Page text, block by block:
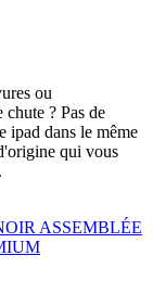
ou
chute ? Pas de
ipad dans le même
qui vous